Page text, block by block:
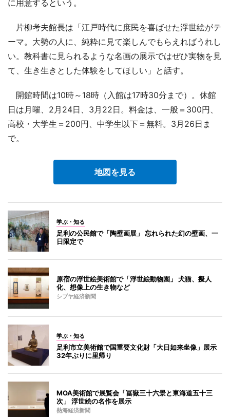
に用意するという。
片柳考夫館長は「江戸時代に庶民を喜ばせた浮世絵がテ
ーマ。大勢の人に、純粋に見て楽しんでもらえればうれし
い。教科書に見られるような名画の展示ではぜひ実物を見
て、生き生きとした体験をしてほしい」と話す。
開館時間は10時～18時（入館は17時30分まで）。休館
日は月曜、2月24日、3月22日。料金は、一般＝300円、
高校・大学生＝200円、中学生以下＝無料。3月26日ま
で。
地図を見る
学ぶ・知る
足利の公民館で「陶壁画展」 忘れられた幻の壁画、一
日限定で
原宿の浮世絵美術館で「浮世絵動物園」 犬猫、擬人
化、想像上の生き物など
シブヤ経済新聞
学ぶ・知る
足利市立美術館で国重要文化財「大日如来坐像」展示
32年ぶりに里帰り
MOA美術館で展覧会「冨嶽三十六景と東海道五十三
次」 浮世絵の名作を展示
熱海経済新聞